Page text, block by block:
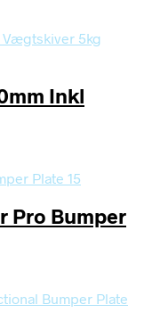
Inkl
Pro Bumper